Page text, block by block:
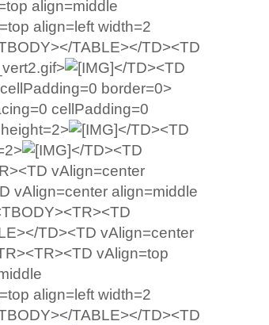
align=middle
align=left width=2
TABLE></TD><TD
</TD><TD
border=0>
cellPadding=0
</TD><TD
</TD><TD
vAlign=center
vAlign=center align=middle
TD><TD vAlign=center
vAlign=top
align=left width=2
TABLE></TD><TD